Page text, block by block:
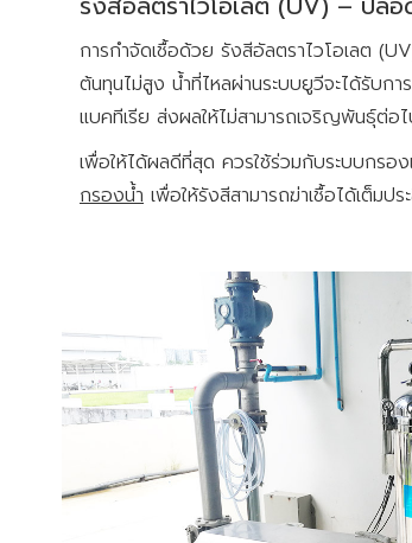
การกำจัดเชื้อด้วย รังสีอัลตราไวโอเลต
ต้นทุนไม่สูง น้ำที่ไหลผ่านระบบยูวีจะได้รับก
แบคทีเรีย ส่งผลให้ไม่สามารถเจริญพันธุ์ต่อ
เพื่อให้ได้ผลดีที่สุด ควรใช้ร่วมกับระบบกรอ
กรองน้ํา เพื่อให้รังสีสามารถฆ่าเชื้อได้เต็มป